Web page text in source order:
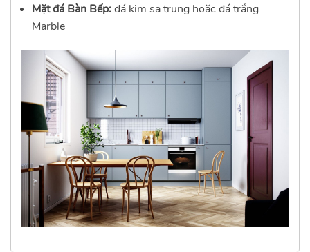
Mặt đá Bàn Bếp:đá kim sa trung hoặc đá trắng
Marble